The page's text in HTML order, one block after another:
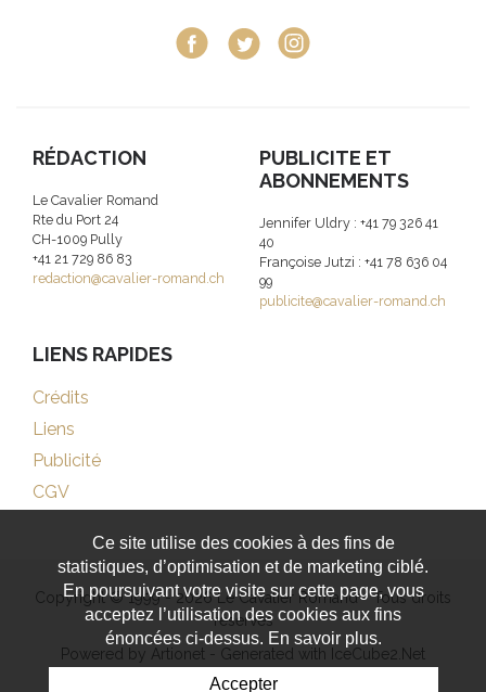
RÉDACTION
Le Cavalier Romand
Rte du Port 24
CH-1009 Pully
+41 21 729 86 83
redaction@cavalier-romand.ch
PUBLICITE ET
ABONNEMENTS
Jennifer Uldry : +41 79 326 41
40
Françoise Jutzi : +41 78 636 04
99
publicite@cavalier-romand.ch
LIENS RAPIDES
Crédits
Liens
Publicité
CGV
Copyright © 1999 - 2026 Le Cavalier Romand - Tous droits
réservés
Powered by Artionet - Generated with IceCube2.Net
Ce site utilise des cookies à des fins de
statistiques, d’optimisation et de marketing ciblé.
En poursuivant votre visite sur cette page, vous
acceptez l’utilisation des cookies aux fins
énoncées ci-dessus. En savoir plus.
Accepter